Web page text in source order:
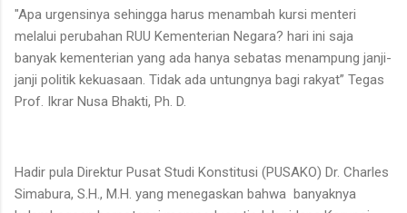
"Apa urgensinya sehingga harus menambah kursi menteri
melalui perubahan RUU Kementerian Negara? hari ini saja
banyak kementerian yang ada hanya sebatas menampung janji-
janji politik kekuasaan. Tidak ada untungnya bagi rakyat” Tegas
Prof. Ikrar Nusa Bhakti, Ph. D.
Hadir pula Direktur Pusat Studi Konstitusi (PUSAKO) Dr. Charles
Simabura, S.H., M.H. yang menegaskan bahwa banyaknya